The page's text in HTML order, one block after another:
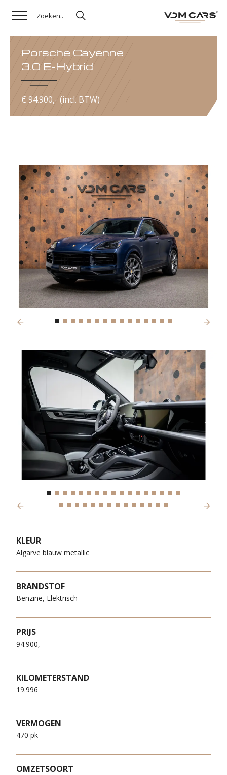
Porsche Cayenne
3.0 E-Hybrid
€ 94.900,- (incl. BTW)
Previous Next
Previous Next
KLEUR
Algarve blauw metallic
BRANDSTOF
Benzine, Elektrisch
PRIJS
94.900,-
KILOMETERSTAND
19.996
VERMOGEN
470 pk
OMZETSOORT